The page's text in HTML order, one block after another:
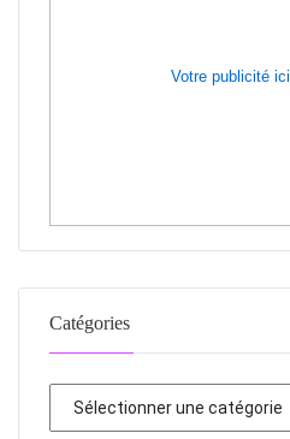
Votre publicité ici
Catégories